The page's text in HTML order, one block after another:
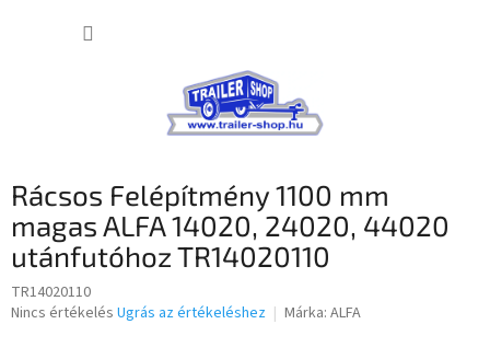
Rácsos Felépítmény 1100 mm
magas ALFA 14020, 24020, 44020
utánfutóhoz TR14020110
TR14020110
A
Nincs értékelés Ugrás az értékeléshez Márka: ALFA